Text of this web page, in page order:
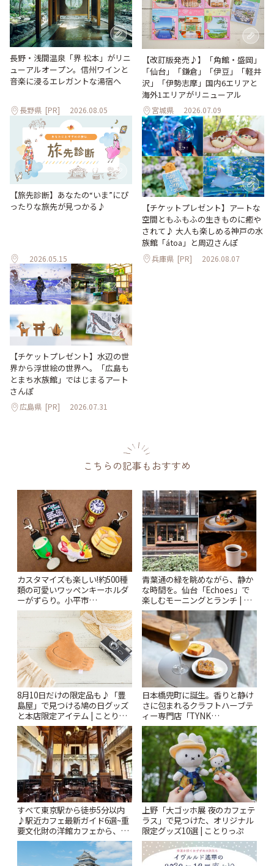
長野・浅間温泉「界 松本」がリニ
ューアルオープン。信州ワインと
音楽に浸るエレガントな湯宿へ
長野県 [PR] 2026.08.05
【改訂版発売♪】「角館・盛岡」
「仙台」「鎌倉」「伊豆」「軽井
沢」「伊勢志摩」国内6エリアと
海外1エリアがリニューアル
宮城県 2026.07.09
【旅先診断】あなたの“いま”にぴ
ったりな旅先が見つかる♪
2026.05.15
【チケットプレゼント】アートな
空間ともふもふの生きものに癒や
されて♪ 大人も楽しめる神戸の水
族館「átoa」と周辺さんぽ
兵庫県 [PR] 2026.08.07
【チケットプレゼント】水辺の世
界から浮世絵の世界へ。「広島も
とまち水族館」ではじまるアート
さんぽ
広島県 [PR] 2026.07.31
こちらの記事もおすすめ
カスタマイズも楽しい!約500種
類の可愛いワッペンキーホルダ
ーがずらり。小平市
「Kimamaya T&K」 | ことりっ
ぷ
青葉通の緑を眺めながら、静か
な時間を。仙台「Echoes」で
楽しむモーニングとランチ | こ
とりっぷ
8月10日だけの限定品も♪「豊
島屋」で見つける鳩の日グッズ
と本店限定アイテム | ことりっ
ぷ
日本橋兜町に誕生。香りと静け
さに包まれるクラフトハーブテ
ィー専門店「TYNK
Kabutocho」 | ことりっぷ
すべて東京駅から徒歩5分以内
♪駅近カフェ最新ガイド6選~重
要文化財の洋館カフェから、改
札すぐのレトロ喫茶まで~ | こと
上野「大ゴッホ展 夜のカフェテ
ラス」で見つけた、オリジナル
限定グッズ10選 | ことりっぷ